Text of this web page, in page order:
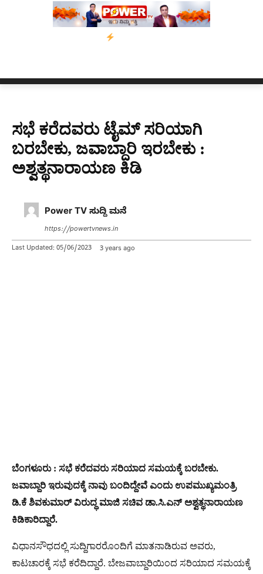
ನ್ಯೂಸ್ ಕಾರ್ಪ್‌ಗೆ ಎಐಯಿಂದ ಸಂಕಷ್ಟ: ಆಸ್ಟ್ರೇಲಿಯಾದಲ್ಲಿ
ಸಭೆ ಕರೆದವರು ಟೈಮ್ ಸರಿಯಾಗಿ
ಬರಬೇಕು, ಜವಾಬ್ದಾರಿ ಇರಬೇಕು :
ಅಶ್ವತ್ಥನಾರಾಯಣ ಕಿಡಿ
Power TV ಸುದ್ದಿ ಮನೆ
https://powertvnews.in
Last Updated: 05/06/2023 3 years ago
ಬೆಂಗಳೂರು : ಸಭೆ ಕರೆದವರು ಸರಿಯಾದ ಸಮಯಕ್ಕೆ ಬರಬೇಕು.
ಜವಾಬ್ದಾರಿ ಇರುವುದಕ್ಕೆ ನಾವು ಬಂದಿದ್ದೇವೆ ಎಂದು ಉಪಮುಖ್ಯಮಂತ್ರಿ
ಡಿ.ಕೆ ಶಿವಕುಮಾರ್ ವಿರುದ್ಧ ಮಾಜಿ ಸಚಿವ ಡಾ.ಸಿ.ಎನ್ ಅಶ್ವತ್ಥನಾರಾಯಣ
ಕಿಡಿಕಾರಿದ್ದಾರೆ.
ವಿಧಾನಸೌಧದಲ್ಲಿ ಸುದ್ದಿಗಾರರೊಂದಿಗೆ ಮಾತನಾಡಿರುವ ಅವರು,
ಕಾಟಚಾರಕ್ಕೆ ಸಭೆ ಕರೆದಿದ್ದಾರೆ. ಬೇಜವಾಬ್ದಾರಿಯಿಂದ ಸರಿಯಾದ ಸಮಯಕ್ಕೆ